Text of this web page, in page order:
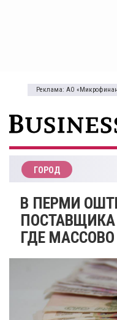
Реклама: АО
ГОРОД
В ПЕРМИ
ГДЕ